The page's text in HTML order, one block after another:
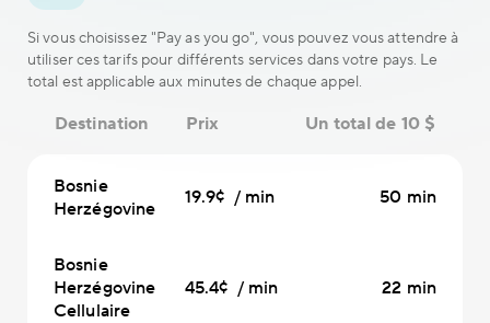
Si vous choisissez "Pay as you go", vous pouvez vous attendre à
utiliser ces tarifs pour différents services dans votre pays. Le
total est applicable aux minutes de chaque appel.
Destination Prix Un total de 10 $
Bosnie
Herzégovine
19.9¢ / min 50 min
Bosnie
Herzégovine
Cellulaire
45.4¢ / min 22 min